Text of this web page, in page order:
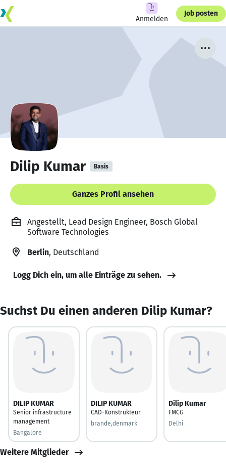
Anmelden
Job posten
Dilip Kumar Basis
Ganzes Profil ansehen
Angestellt, Lead Design Engineer, Bosch Global
Software Technologies
Berlin, Deutschland
Logg Dich ein, um alle Einträge zu sehen.
Suchst Du einen anderen Dilip Kumar?
DILIP KUMAR
Senior infrastructure
management
Bangalore
DILIP KUMAR
CAD-Konstrukteur
brande,denmark
Dilip Kumar
FMCG
Delhi
Weitere Mitglieder